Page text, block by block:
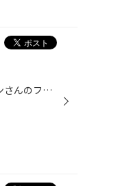
最近純正から装着されておりますが もちろん後付けもＯＫです。 アルパインさんのフリップダウン10.1インチを装着と同時に ケースペックさんのＬＥＤキットも同時装着させていただきました！ 現行のヴォクシー煌Ⅱの大型ルームライトが眩しいですｗｗ 次回も入庫予定で、次回は、ＨＩＤの装着と サイ...